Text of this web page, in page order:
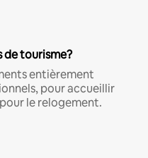
de tourisme?
entièrement
pour accueillir
le relogement.